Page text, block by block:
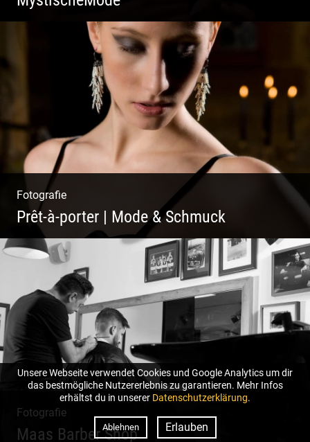
Mystische Modefotografie
Fotografie
Prêt-à-porter | Mode & Schmuck
Fotografie
Maas Barber Shop
Unsere Webseite verwendet Cookies und Google Analytics um dir
das bestmögliche Nutzererlebnis zu garantieren. Mehr Infos
erhältst du in unserer Datenschutzerklärung.
Ablehnen Erlauben